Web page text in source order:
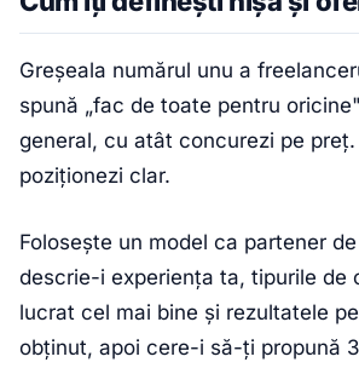
Greșeala numărul unu a
spună „fac de toate pentru
general, cu atât concurezi pe
poziționezi clar.
Folosește un model ca partener
descrie-i experiența ta, tipurile de
lucrat cel mai bine și rezultatele
obținut, apoi cere-i să-ți propună